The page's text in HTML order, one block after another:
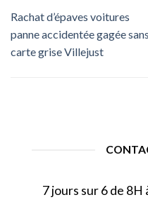
Rachat d’épaves voitures
panne accidentée gagée sans
carte grise Villejust
7 jours sur 6 de 8H